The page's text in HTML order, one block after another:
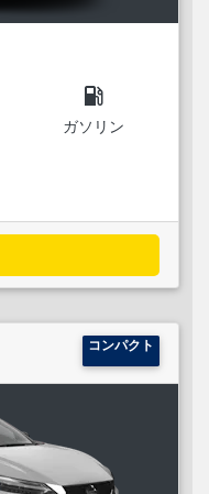
local_gas_station
ガソリン
コンパクト